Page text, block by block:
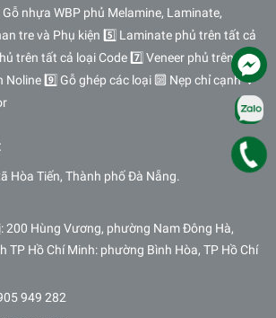
nhựa WBP phủ Melamine, Laminate,
tre và Phụ kiện 5️⃣ Laminate phủ trên tất cả
trên tất cả loại Code 7️⃣ Veneer phủ trên tất
Noline 9️⃣ Gỗ ghép các loại 🔟 Nẹp chỉ cạnh 🔽
Hòa Tiến, Thành phố Đà Nẵng.
200 Hùng Vương, phường Nam Đông Hà,
TP Hồ Chí Minh: phường Bình Hòa, TP Hồ Chí
949 282